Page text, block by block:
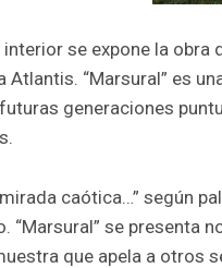
interior se expone la obra
Atlantis. “Marsural” es
generaciones
mirada caótica…” según
“Marsural” se presenta
que apela a otros